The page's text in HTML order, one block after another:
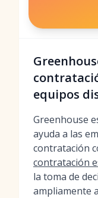
equipos
Greenhouse
ayuda a las
contratación
contratación
la toma de
ampliamente